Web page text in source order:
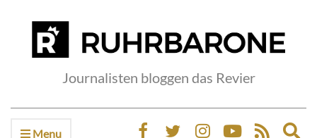
Journalisten bloggen das Revier
Menu